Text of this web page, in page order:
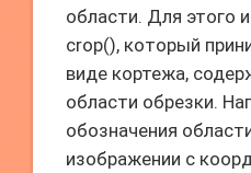
области. Для этого
crop(), который
виде кортежа,
области обрезки.
обозначения
изображении с